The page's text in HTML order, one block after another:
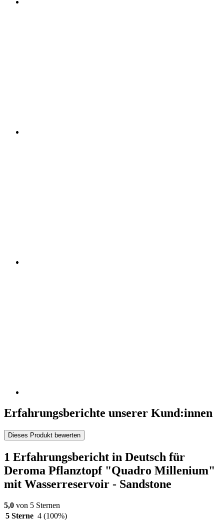
Erfahrungsberichte unserer Kund:innen
Dieses Produkt bewerten
1 Erfahrungsbericht in Deutsch für
Deroma Pflanztopf "Quadro Millenium"
mit Wasserreservoir - Sandstone
5,0 von 5 Sternen
5 Sterne 4 (100%)